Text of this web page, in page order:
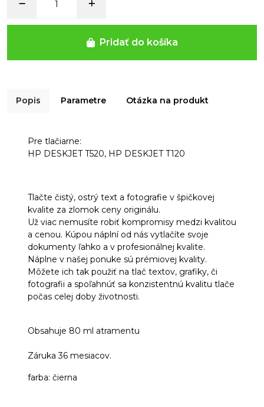
Pridať do košíka
Popis Parametre Otázka na produkt
Pre tlačiarne:
HP DESKJET T520, HP DESKJET T120
Tlačte čistý, ostrý text a fotografie v špičkovej
kvalite za zlomok ceny originálu.
Už viac nemusíte robiť kompromisy medzi kvalitou
a cenou. Kúpou náplní od nás vytlačíte svoje
dokumenty ľahko a v profesionálnej kvalite.
Náplne v našej ponuke sú prémiovej kvality.
Môžete ich tak použiť na tlač textov, grafiky, či
fotografii a spoľahnúť sa konzistentnú kvalitu tlače
počas celej doby životnosti.
Obsahuje 80 ml atramentu
Záruka 36 mesiacov.
farba: čierna